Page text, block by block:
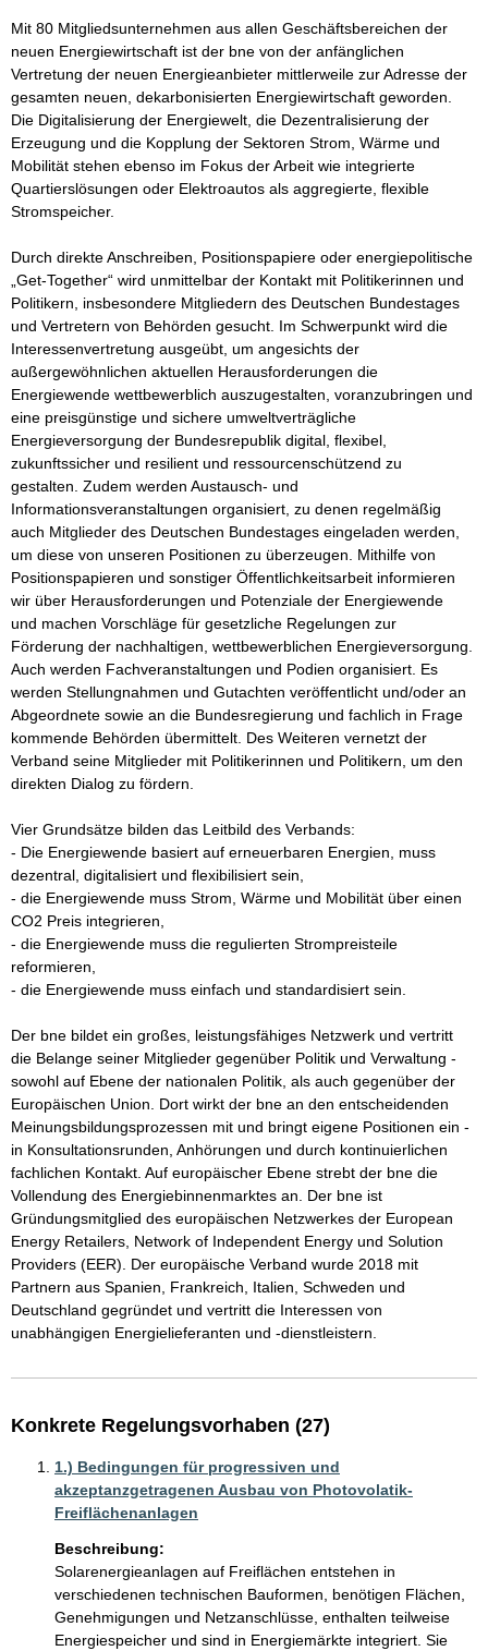
Mit 80 Mitgliedsunternehmen aus allen Geschäftsbereichen der
neuen Energiewirtschaft ist der bne von der anfänglichen
Vertretung der neuen Energieanbieter mittlerweile zur Adresse der
gesamten neuen, dekarbonisierten Energiewirtschaft geworden.
Die Digitalisierung der Energiewelt, die Dezentralisierung der
Erzeugung und die Kopplung der Sektoren Strom, Wärme und
Mobilität stehen ebenso im Fokus der Arbeit wie integrierte
Quartierslösungen oder Elektroautos als aggregierte, flexible
Stromspeicher.
Durch direkte Anschreiben, Positionspapiere oder energiepolitische
„Get-Together“ wird unmittelbar der Kontakt mit Politikerinnen und
Politikern, insbesondere Mitgliedern des Deutschen Bundestages
und Vertretern von Behörden gesucht. Im Schwerpunkt wird die
Interessenvertretung ausgeübt, um angesichts der
außergewöhnlichen aktuellen Herausforderungen die
Energiewende wettbewerblich auszugestalten, voranzubringen und
eine preisgünstige und sichere umweltverträgliche
Energieversorgung der Bundesrepublik digital, flexibel,
zukunftssicher und resilient und ressourcenschützend zu
gestalten. Zudem werden Austausch- und
Informationsveranstaltungen organisiert, zu denen regelmäßig
auch Mitglieder des Deutschen Bundestages eingeladen werden,
um diese von unseren Positionen zu überzeugen. Mithilfe von
Positionspapieren und sonstiger Öffentlichkeitsarbeit informieren
wir über Herausforderungen und Potenziale der Energiewende
und machen Vorschläge für gesetzliche Regelungen zur
Förderung der nachhaltigen, wettbewerblichen Energieversorgung.
Auch werden Fachveranstaltungen und Podien organisiert. Es
werden Stellungnahmen und Gutachten veröffentlicht und/oder an
Abgeordnete sowie an die Bundesregierung und fachlich in Frage
kommende Behörden übermittelt. Des Weiteren vernetzt der
Verband seine Mitglieder mit Politikerinnen und Politikern, um den
direkten Dialog zu fördern.
Vier Grundsätze bilden das Leitbild des Verbands:
- Die Energiewende basiert auf erneuerbaren Energien, muss
dezentral, digitalisiert und flexibilisiert sein,
- die Energiewende muss Strom, Wärme und Mobilität über einen
CO2 Preis integrieren,
- die Energiewende muss die regulierten Strompreisteile
reformieren,
- die Energiewende muss einfach und standardisiert sein.
Der bne bildet ein großes, leistungsfähiges Netzwerk und vertritt
die Belange seiner Mitglieder gegenüber Politik und Verwaltung -
sowohl auf Ebene der nationalen Politik, als auch gegenüber der
Europäischen Union. Dort wirkt der bne an den entscheidenden
Meinungsbildungsprozessen mit und bringt eigene Positionen ein -
in Konsultationsrunden, Anhörungen und durch kontinuierlichen
fachlichen Kontakt. Auf europäischer Ebene strebt der bne die
Vollendung des Energiebinnenmarktes an. Der bne ist
Gründungsmitglied des europäischen Netzwerkes der European
Energy Retailers, Network of Independent Energy und Solution
Providers (EER). Der europäische Verband wurde 2018 mit
Partnern aus Spanien, Frankreich, Italien, Schweden und
Deutschland gegründet und vertritt die Interessen von
unabhängigen Energielieferanten und -dienstleistern.
Konkrete Regelungsvorhaben (27)
1.) Bedingungen für progressiven und
akzeptanzgetragenen Ausbau von Photovolatik-
Freiflächenanlagen
Beschreibung:
Solarenergieanlagen auf Freiflächen entstehen in
verschiedenen technischen Bauformen, benötigen Flächen,
Genehmigungen und Netzanschlüsse, enthalten teilweise
Energiespeicher und sind in Energiemärkte integriert. Sie